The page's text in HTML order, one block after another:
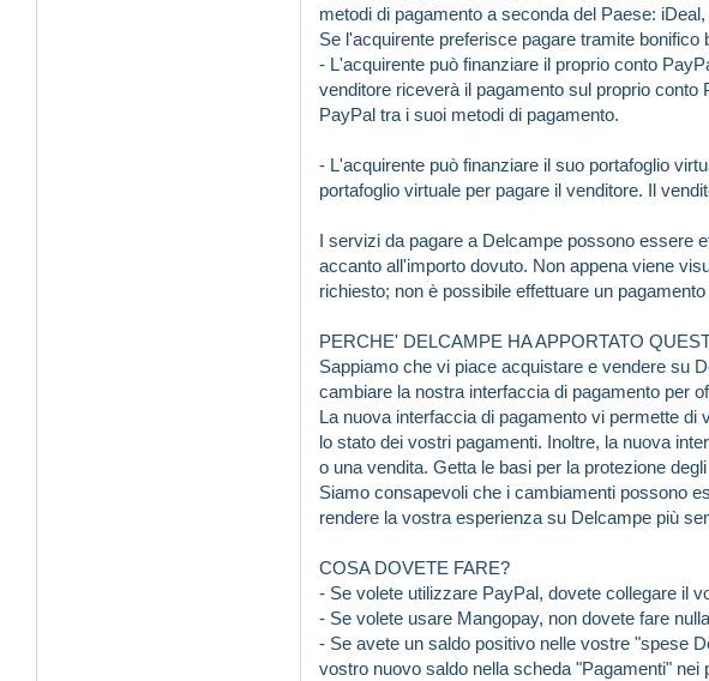
metodi di pagamento a seconda del Paese:
Se l'acquirente preferisce pagare tramite bonifico
- L'acquirente può finanziare il proprio conto
venditore riceverà il pagamento sul proprio
PayPal tra i suoi metodi di pagamento.
- L'acquirente può finanziare il suo portafoglio
portafoglio virtuale per pagare il venditore. Il
I servizi da pagare a Delcampe possono essere
accanto all'importo dovuto. Non appena viene
richiesto; non è possibile effettuare un
PERCHE' DELCAMPE HA APPORTATO
Sappiamo che vi piace acquistare e vendere su
cambiare la nostra interfaccia di pagamento per
La nuova interfaccia di pagamento vi permette
lo stato dei vostri pagamenti. Inoltre, la nuova
o una vendita. Getta le basi per la protezione
Siamo consapevoli che i cambiamenti possono
rendere la vostra esperienza su Delcampe più
COSA DOVETE FARE?
- Se volete utilizzare PayPal, dovete collegare il
- Se volete usare Mangopay, non dovete fare
- Se avete un saldo positivo nelle vostre "spese
vostro nuovo saldo nella scheda "Pagamenti"